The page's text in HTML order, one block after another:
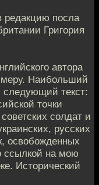
редакцию посла
Григория
автора
Наибольший
текст:
точки
солдат и
русских
освобожденных
ссылкой на мою
Исторический